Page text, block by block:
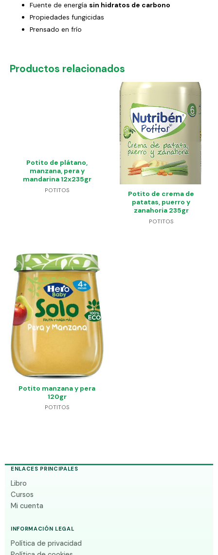
Fuente de energía sin hidratos de carbono
Propiedades fungicidas
Prensado en frío
Productos relacionados
Potito de plátano,
manzana, pera y
mandarina 12x235gr
POTITOS
Potito de crema de
patatas, puerro y
zanahoria 235gr
POTITOS
Potito manzana y pera
120gr
POTITOS
ENLACES PRINCIPALES
Libro
Cursos
Mi cuenta
INFORMACIÓN LEGAL
Política de privacidad